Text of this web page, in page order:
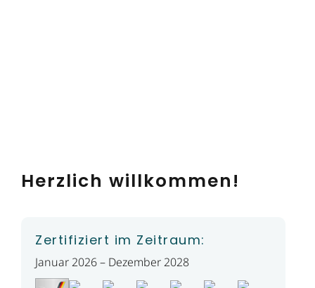
Herzlich willkommen!
Zertifiziert im Zeitraum:
Januar 2026 – Dezember 2028